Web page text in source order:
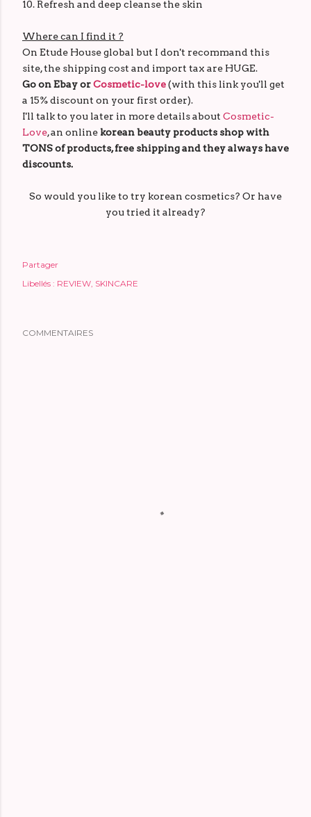
10. Refresh and deep cleanse the skin
Where can I find it ?
On Etude House global but I don't recommand this
site, the shipping cost and import tax are HUGE.
Go on Ebay orCosmetic-love(with this link you'll get
a 15% discount on your first order).
I'll talk to you later in more details about Cosmetic-
Love, an online korean beauty products shop with
TONS of products, free shipping and they always have
discounts.
So would you like to try korean cosmetics? Or have
you tried it already?
Partager
Libellés : REVIEW SKINCARE
COMMENTAIRES